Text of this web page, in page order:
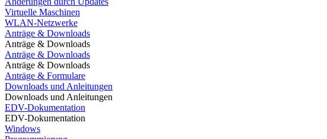
Virtuelle Maschinen
WLAN-Netzwerke
Anträge & Downloads
Anträge & Downloads
Anträge & Downloads
Anträge & Downloads
Anträge & Formulare
Downloads und Anleitungen
Downloads und Anleitungen
EDV-Dokumentation
EDV-Dokumentation
Windows